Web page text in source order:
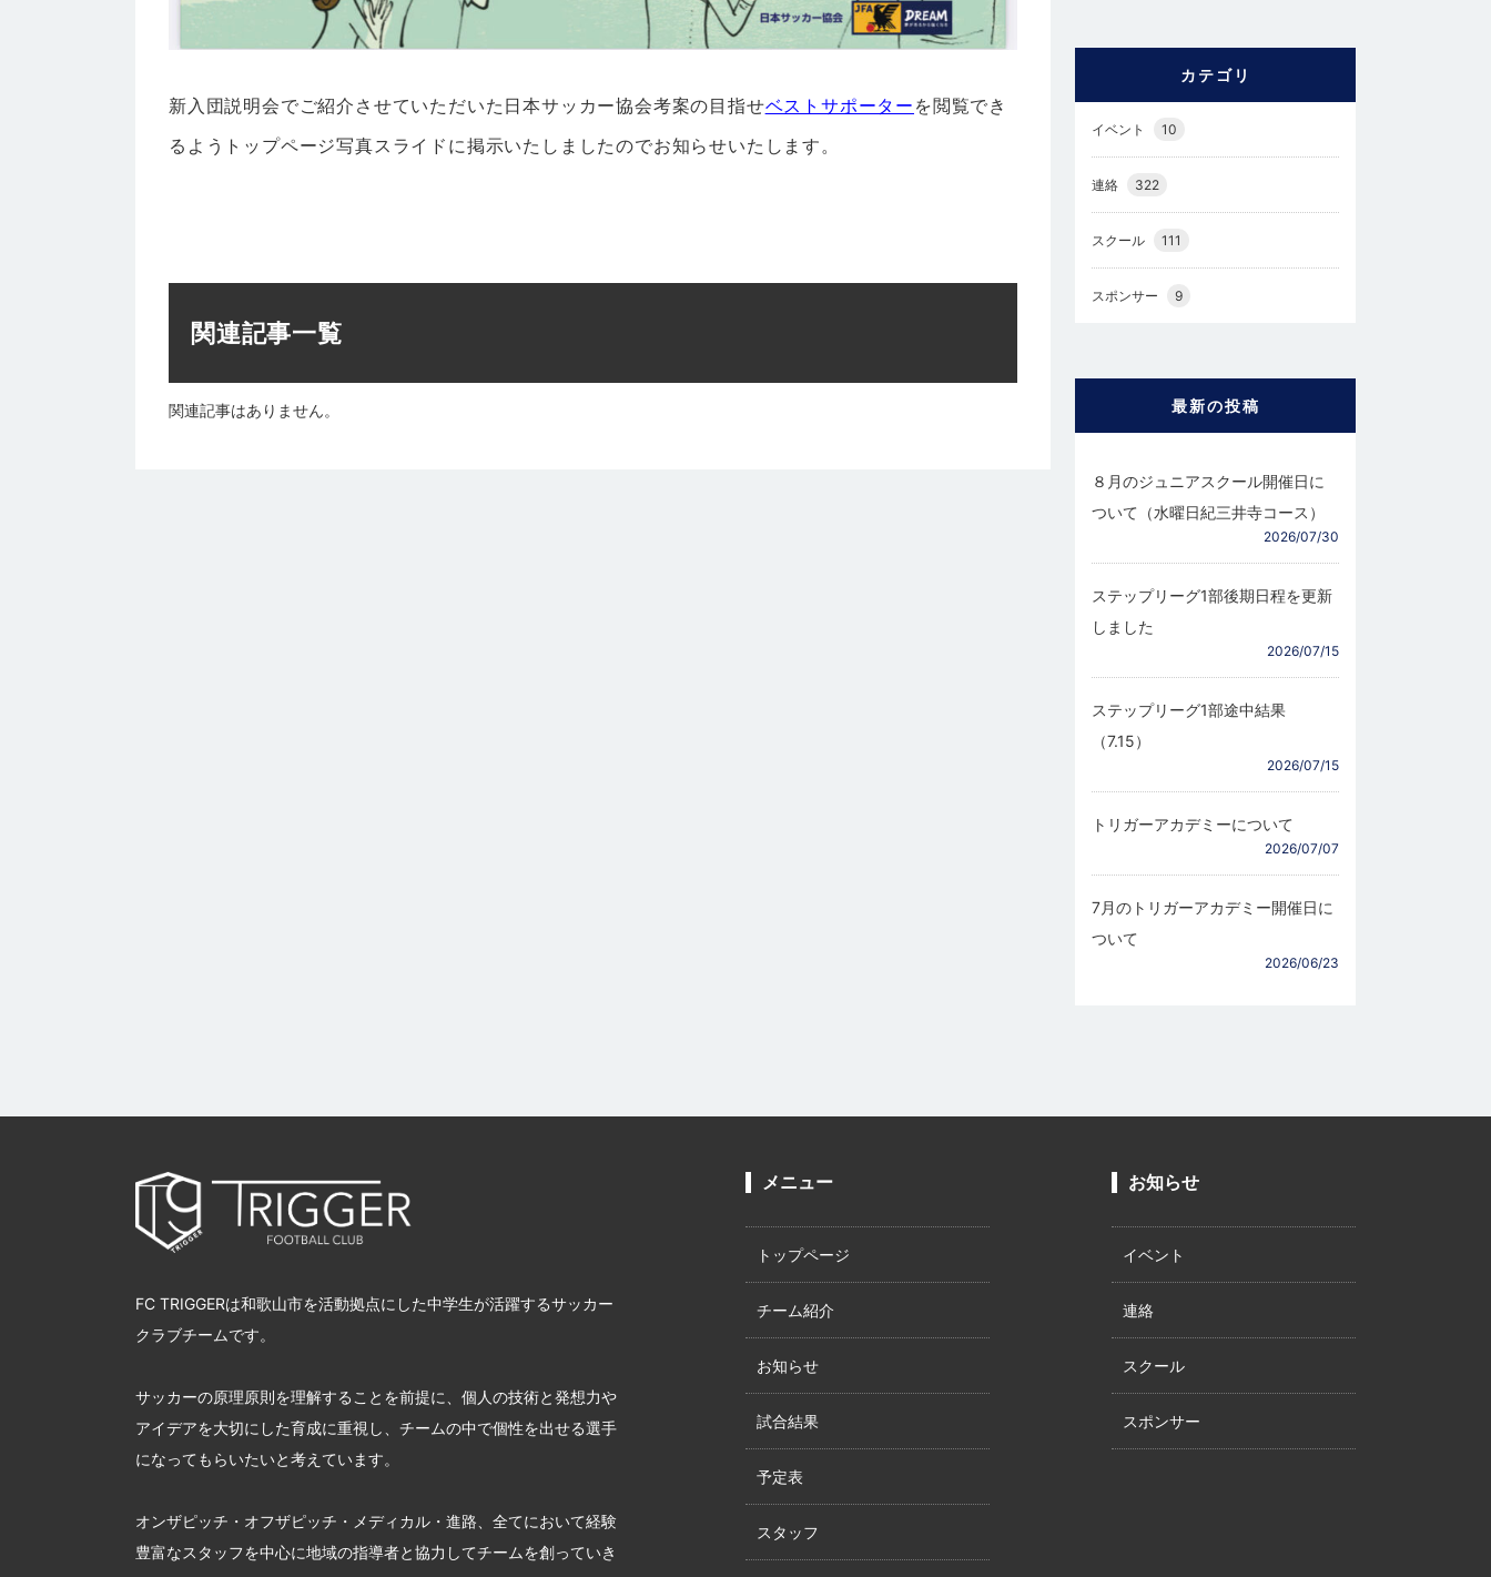
新入団説明会でご紹介させていただいた日本サッカー協会考案の目指せベストサポーター を閲覧でき
るようトップページ写真スライドに掲示いたしましたのでお知らせいたします。
関連記事一覧
関連記事はありません。
カテゴリ
イベント 10
連絡 322
スクール 111
スポンサー 9
最新の投稿
８月のジュニアスクール開催日に
ついて（水曜日紀三井寺コース）
2026/07/30
ステップリーグ1部後期日程を更新
しました
2026/07/15
ステップリーグ1部途中結果
（7.15）
2026/07/15
トリガーアカデミーについて
2026/07/07
7月のトリガーアカデミー開催日に
ついて
2026/06/23
FC TRIGGERは和歌山市を活動拠点にした中学生が活躍するサッカー
クラブチームです。
サッカーの原理原則を理解することを前提に、個人の技術と発想力や
アイデアを大切にした育成に重視し、チームの中で個性を出せる選手
になってもらいたいと考えています。
オンザピッチ・オフザピッチ・メディカル・進路、全てにおいて経験
豊富なスタッフを中心に地域の指導者と協力してチームを創っていき
メニュー
トップページ
チーム紹介
お知らせ
試合結果
予定表
スタッフ
お知らせ
イベント
連絡
スクール
スポンサー